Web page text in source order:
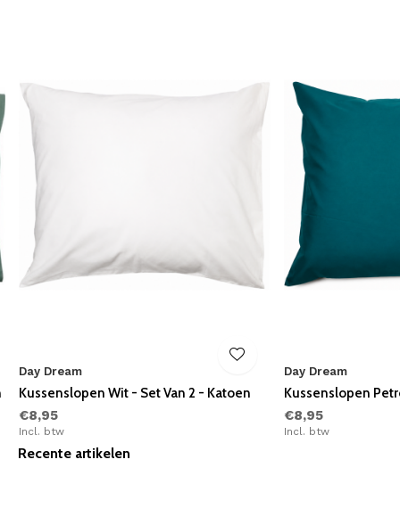
Day Dream
Kussenslopen Wit - Set Van 2 - Katoen
€8,95
Incl. btw
Day Dream
Kussenslopen
€8,95
Incl. btw
Recente artikelen